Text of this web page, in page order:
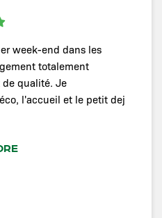
week-end dans les
totalement
qualité. Je
l'accueil et le petit dej